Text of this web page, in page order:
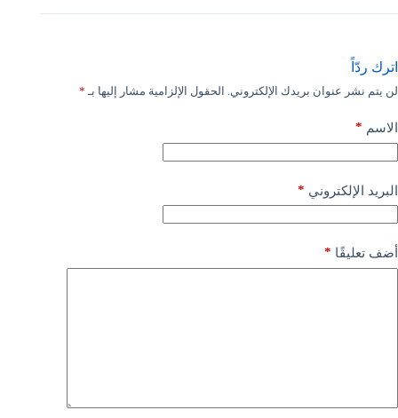
اترك ردّاً
لن يتم نشر عنوان بريدك الإلكتروني. الحقول الإلزامية مشار إليها بـ *
الاسم *
البريد الإلكتروني *
أضف تعليقًا *